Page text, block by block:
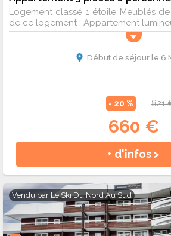
Logement classé 1 étoile Meublés
de ce logement : Appartement
Début de séjour le 6
- 20 % 821
660 €
+ d'infos >
Vendu par Le Ski Du Nord Au Sud